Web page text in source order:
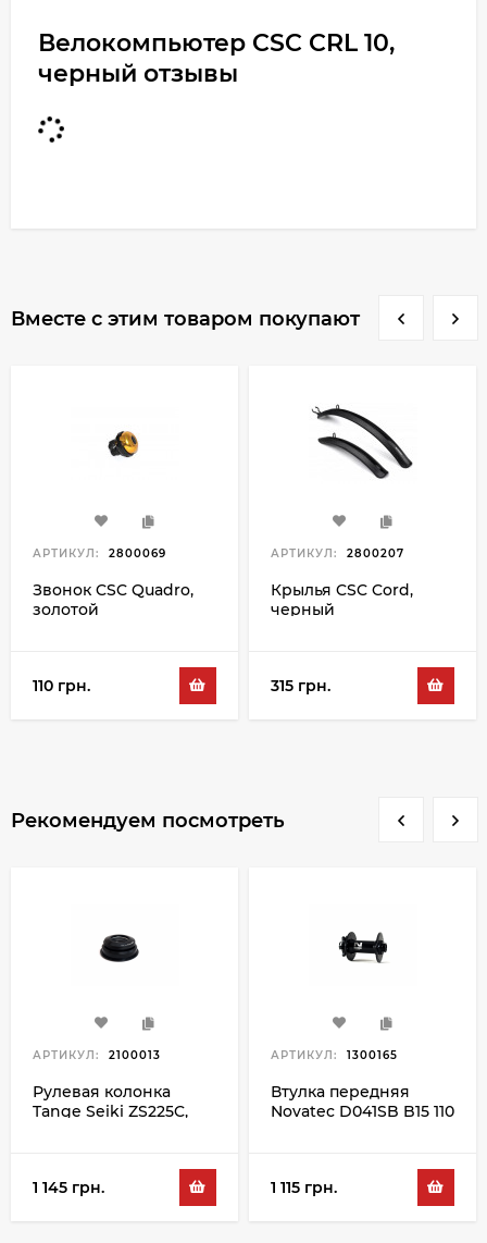
Велокомпьютер CSC CRL 10,
черный отзывы
Вместе с этим товаром покупают
АРТИКУЛ: 2800069
Звонок CSC Quadro,
золотой
110 грн.
АРТИКУЛ: 2800207
Крылья CSC Cord,
черный
315 грн.
Рекомендуем посмотреть
АРТИКУЛ: 2100013
Рулевая колонка
Tange Seiki ZS225C,
1 145 грн.
АРТИКУЛ: 1300165
Втулка передняя
Novatec D041SB B15 110
1 115 грн.